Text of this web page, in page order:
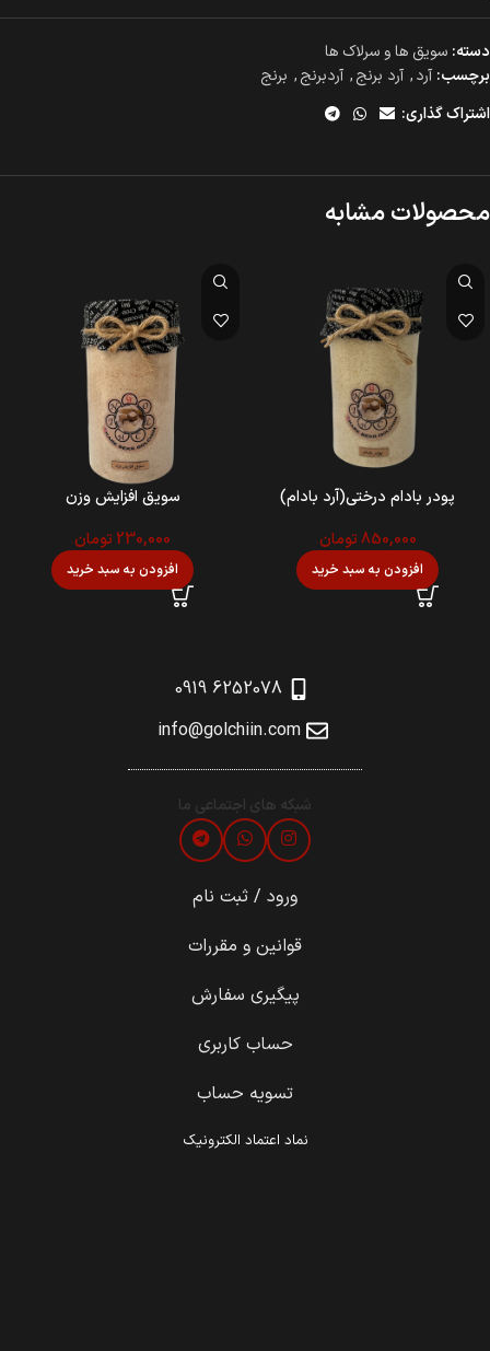
دسته: سویق ها و سرلاک ها
برچسب: آرد, آرد برنج, آردبرنج, برنج
اشتراک گذاری:
محصولات مشابه
پودر بادام درختی(آرد بادام)
850,000تومان
افزودن به سبد خرید
سویق افزایش وزن
230,000 تومان
افزودن به سبد خرید
6252078 0919
info@golchiin.com
شبکه های اجتماعی ما
ورود / ثبت نام
قوانین و مقررات
پیگیری سفارش
حساب کاربری
تسویه حساب
نماد اعتماد الکترونیک